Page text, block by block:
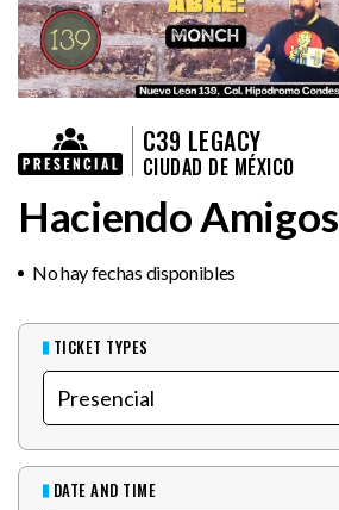
C39 LEGACY
CIUDAD DE MÉXICO
Haciendo Amigos
No hay fechas disponibles
TICKET TYPES
DATE AND TIME